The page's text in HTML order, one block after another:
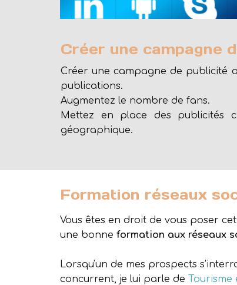
Créer une campagne
Créer une campagne de publicité
publications.
Augmentez le nombre de fans.
Mettez en place des publicités
géographique.
Formation réseaux
Vous êtes en droit de vous poser
une bonne formation aux réseaux
Lorsqu'un de mes prospects
concurrent, je lui parle de Tourisme